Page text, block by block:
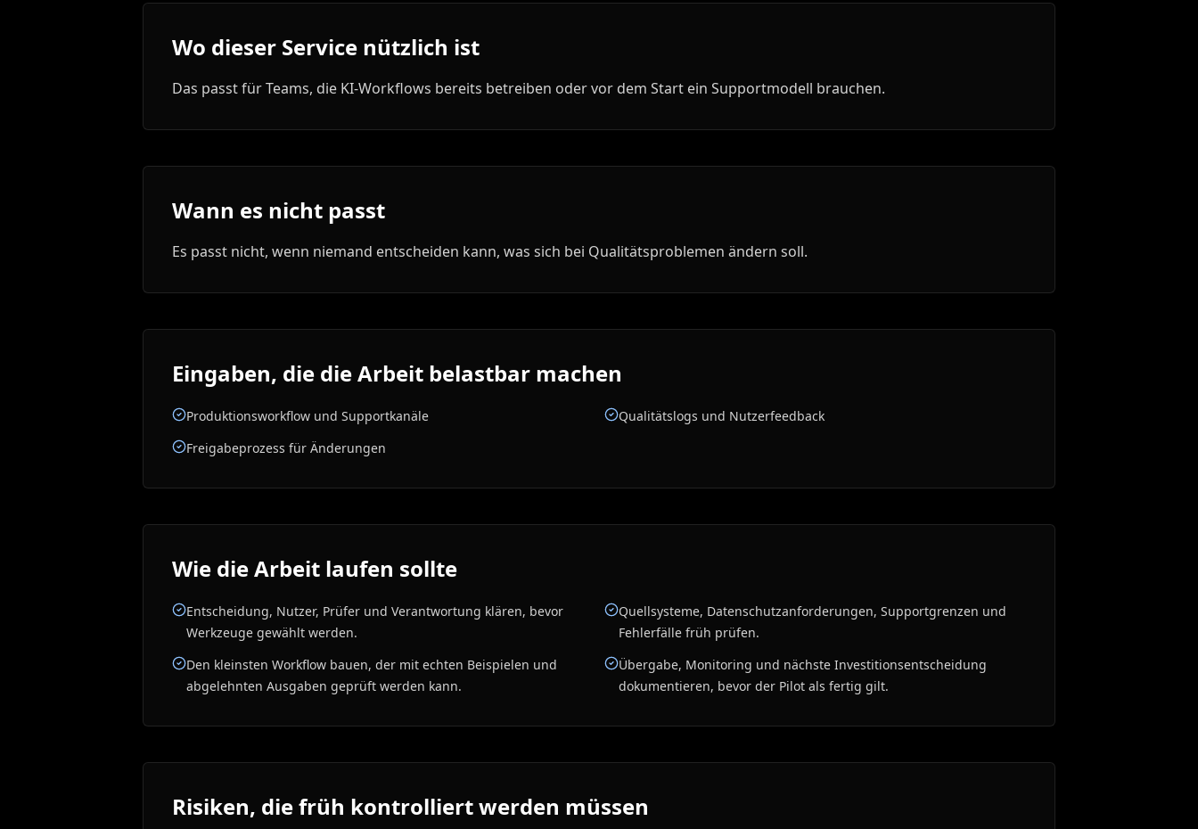
Wo dieser Service nützlich ist
Das passt für Teams, die KI-Workflows bereits betreiben oder vor dem Start ein Supportmodell brauchen.
Wann es nicht passt
Es passt nicht, wenn niemand entscheiden kann, was sich bei Qualitätsproblemen ändern soll.
Eingaben, die die Arbeit belastbar machen
Produktionsworkflow und Supportkanäle
Qualitätslogs und Nutzerfeedback
Freigabeprozess für Änderungen
Wie die Arbeit laufen sollte
Entscheidung, Nutzer, Prüfer und Verantwortung klären, bevor
Werkzeuge gewählt werden.
Quellsysteme, Datenschutzanforderungen, Supportgrenzen und
Fehlerfälle früh prüfen.
Den kleinsten Workflow bauen, der mit echten Beispielen und
abgelehnten Ausgaben geprüft werden kann.
Übergabe, Monitoring und nächste Investitionsentscheidung
dokumentieren, bevor der Pilot als fertig gilt.
Risiken, die früh kontrolliert werden müssen